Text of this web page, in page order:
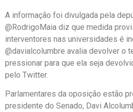
A informação foi divulgada pela
@RodrigoMaia diz que medida
interventores nas universidades é
@davialcolumbre avalia devolver o
pressionar para que ela seja
pelo Twitter.
Parlamentares da oposição estão
presidente do Senado, Davi